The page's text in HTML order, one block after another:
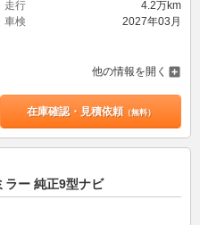
走行
4.2万km
車検
2027年03月
他の情報を開く
在庫確認・見積依頼（無料）
ラー 純正9型ナビ